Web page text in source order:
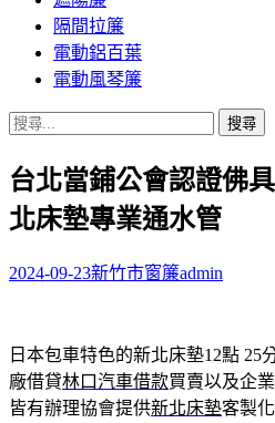
隔間拉簾
電動鋁百葉
電動風琴簾
搜
關
鍵
字:
台北當鋪公會認證佛
北床墊專業通水管
2024-09-23新竹市窗簾admin
日本包車特色的新北床墊12點 25
廠借貸林口汽車借款買賣以及企
皆有辦理協會提供新北床墊客製